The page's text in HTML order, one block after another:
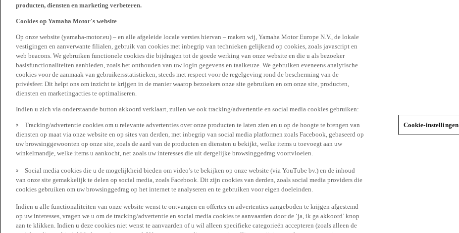
producten, diensten en marketing verbeteren.
Cookies op Yamaha Motor's website
Op onze website (yamaha-motor.eu) – en alle afgeleide locale versies hiervan – maken wij, Yamaha Motor Europe N.V., de lokale
vestigingen en aanverwante filialen, gebruik van cookies met inbegrip van technieken gelijkend op cookies, zoals javascript en
web beacons. We gebruiken functionele cookies die bijdragen tot de goede werking van onze website en die u als bezoeker
basisfunctionaliteiten aanbieden, zoals het onthouden van uw login gegevens en taalkeuze. We gebruiken eveneens analytische
cookies voor de aanmaak van gebruikersstatistieken, steeds met respect voor de regelgeving rond de bescherming van de
privésfeer. Dit helpt ons om inzicht te krijgen in de manier waarop bezoekers onze site gebruiken en om onze site, producten,
diensten en marketingacties te optimaliseren.
Indien u zich via onderstaande button akkoord verklaart, zullen we ook tracking/advertentie en social media cookies gebruiken:
Tracking/advertentie cookies om u relevante advertenties over onze producten te laten zien en u op de hoogte te brengen van
diensten op maat via onze website en op sites van derden, met inbegrip van social media platformen zoals Facebook, gebaseerd op
uw browsinggewoonten op onze site, zoals de aard van de producten en diensten u bekijkt, welke items u toevoegt aan uw
winkelmandje, welke items u aankocht, net zoals uw interesses die uit dergelijke browsinggedrag voortvloeien.
Social media cookies die u de mogelijkheid bieden om video’s te bekijken op onze website (via YouTube bv.) en de inhoud
van onze site gemakkelijk te delen op social media, zoals Facebook. Dit zijn cookies van derden, zoals social media providers die
cookies gebruiken om uw browsinggedrag op het internet te analyseren en te gebruiken voor eigen doeleinden.
Indien u alle functionaliteiten van onze website wenst te ontvangen en offertes en advertenties aangeboden te krijgen afgestemd
op uw interesses, vragen we u om de tracking/advertentie en social media cookies te aanvaarden door de ‘ja, ik ga akkoord’ knop
aan te klikken. Indien u deze cookies niet wenst te aanvaarden of u wil alleen specifieke categorieën accepteren (zoals alleen de
Cookie-instellingen